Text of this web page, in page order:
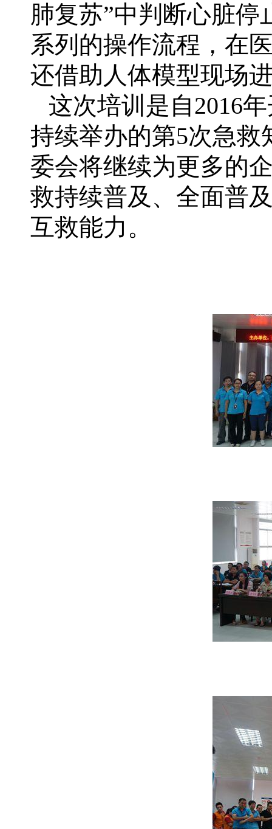
肺复苏”中判断心脏停
系列的操作流程，在
还借助人体模型现场
这次培训是自2016
持续举办的第5次急
委会将继续为更多的
救持续普及、全面普
互救能力。